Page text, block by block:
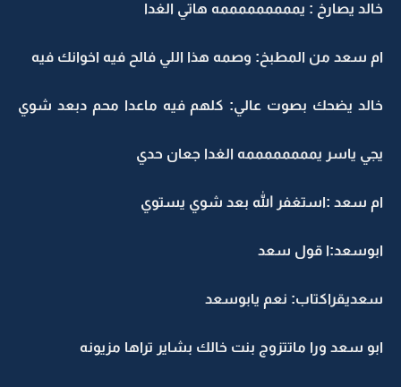
خالد يصارخ : يمممممممممه هاتي الغدا
ام سعد من المطبخ: وصمه هذا اللي فالح فيه اخوانك فيه
خالد يضحك بصوت عالي: كلهم فيه ماعدا محم دبعد شوي
يجي ياسر يممممممممه الغدا جعان حدي
ام سعد :استغفر الله بعد شوي يستوي
ابوسعد:ا قول سعد
سعديقراكتاب: نعم يابوسعد
ابو سعد ورا ماتتزوج بنت خالك بشاير تراها مزيونه